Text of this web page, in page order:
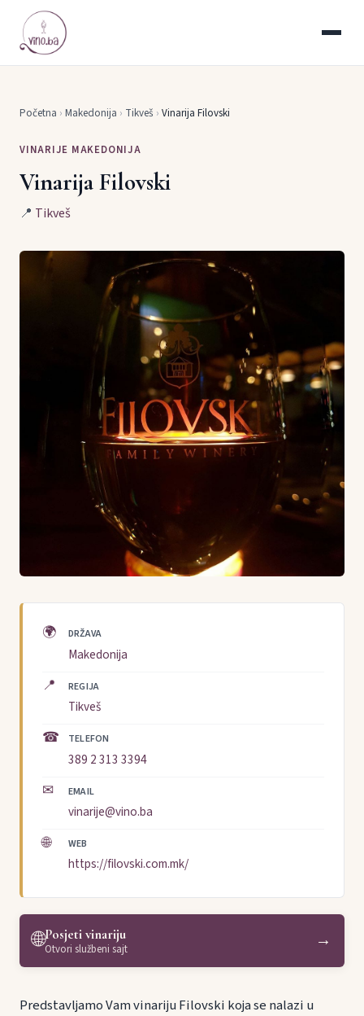
Početna › Makedonija › Tikveš › Vinarija Filovski
VINARIJE MAKEDONIJA
Vinarija Filovski
📍 Tikveš
🌍 DRŽAVA
Makedonija
📍 REGIJA
Tikveš
☎ TELEFON
389 2 313 3394
✉ EMAIL
vinarije@vino.ba
🌐 WEB
https://filovski.com.mk/
🌐Posjeti vinariju
Otvori službeni sajt →
Predstavljamo Vam vinariju Filovski koja se nalazi u